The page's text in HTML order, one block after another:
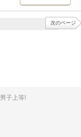
次のページ
男子上等!